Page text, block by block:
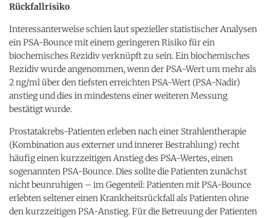
Rückfallrisiko
Interessanterweise schien laut spezieller statistischer Analysen
ein PSA-Bounce mit einem geringeren Risiko für ein
biochemisches Rezidiv verknüpft zu sein. Ein biochemisches
Rezidiv wurde angenommen, wenn der PSA-Wert um mehr als
2 ng/ml über den tiefsten erreichten PSA-Wert (PSA-Nadir)
anstieg und dies in mindestens einer weiteren Messung
bestätigt wurde.
Prostatakrebs-Patienten erleben nach einer Strahlentherapie
(Kombination aus externer und innerer Bestrahlung) recht
häufig einen kurzzeitigen Anstieg des PSA-Wertes, einen
sogenannten PSA-Bounce. Dies sollte die Patienten zunächst
nicht beunruhigen – im Gegenteil: Patienten mit PSA-Bounce
erlebten seltener einen Krankheitsrückfall als Patienten ohne
den kurzzeitigen PSA-Anstieg. Für die Betreuung der Patienten